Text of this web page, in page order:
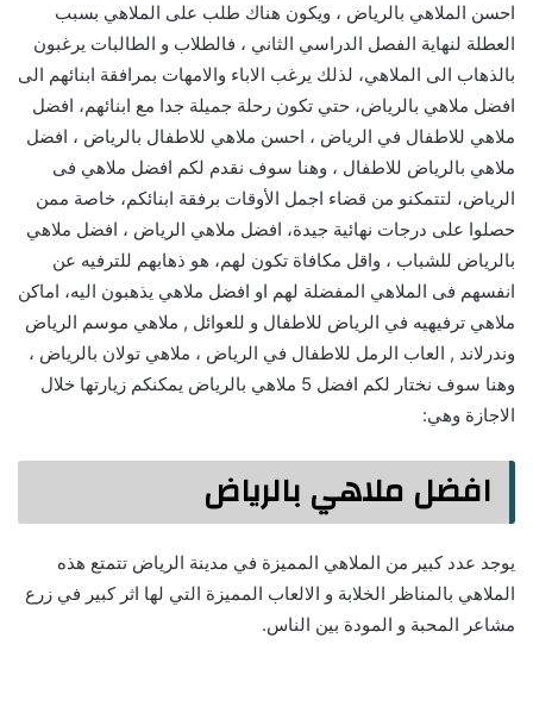
احسن الملاهي بالرياض ، ويكون هناك طلب على الملاهي بسبب
العطلة لنهاية الفصل الدراسي الثاني ، فالطلاب و الطالبات يرغبون
بالذهاب الى الملاهي، لذلك يرغب الاباء والامهات بمرافقة ابنائهم الى
افضل ملاهي بالرياض، حتي تكون رحلة جميلة جدا مع ابنائهم، افضل
ملاهي للاطفال في الرياض ، احسن ملاهي للاطفال بالرياض ، افضل
ملاهي بالرياض للاطفال ، وهنا سوف نقدم لكم افضل ملاهي فى
الرياض، لتتمكنو من قضاء اجمل الأوقات برفقة ابنائكم، خاصة ممن
حصلوا على درجات نهائية جيدة، افضل ملاهي الرياض ، افضل ملاهي
بالرياض للشباب ، واقل مكافاة تكون لهم، هو ذهابهم للترفيه عن
انفسهم فى الملاهي المفضلة لهم او افضل ملاهي يذهبون اليه، اماكن
ملاهي ترفيهيه في الرياض للاطفال و للعوائل , ملاهي موسم الرياض
وندرلاند , العاب الرمل للاطفال في الرياض ، ملاهي تولان بالرياض ،
وهنا سوف نختار لكم افضل 5 ملاهي بالرياض يمكنكم زيارتها خلال
الاجازة وهي:
افضل ملاهي بالرياض
يوجد عدد كبير من الملاهي المميزة في مدينة الرياض تتمتع هذه
الملاهي بالمناظر الخلابة و الالعاب المميزة التي لها اثر كبير في زرع
مشاعر المحبة و المودة بين الناس.